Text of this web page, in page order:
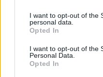
not limited to your visit or
grant or deny consent to
use your data for below
consent section.
I want to opt-out of the
personal data.
Opted In
I want to opt-out of the
Personal Data.
Opted In